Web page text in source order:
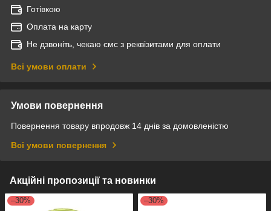
Готівкою
Оплата на карту
Не дзвоніть, чекаю смс з реквізитами для оплати
Всі умови оплати
Умови повернення
Повернення товару впродовж 14 днів за домовленістю
Всі умови повернення
Акційні пропозиції та новинки
–30% –30%